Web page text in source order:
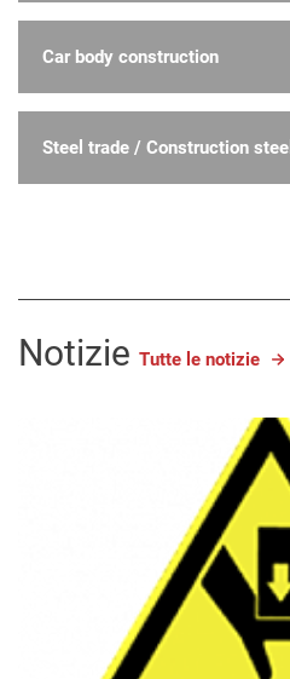
Car body construction
Steel trade / Construction steel
Notizie Tutte le notizie